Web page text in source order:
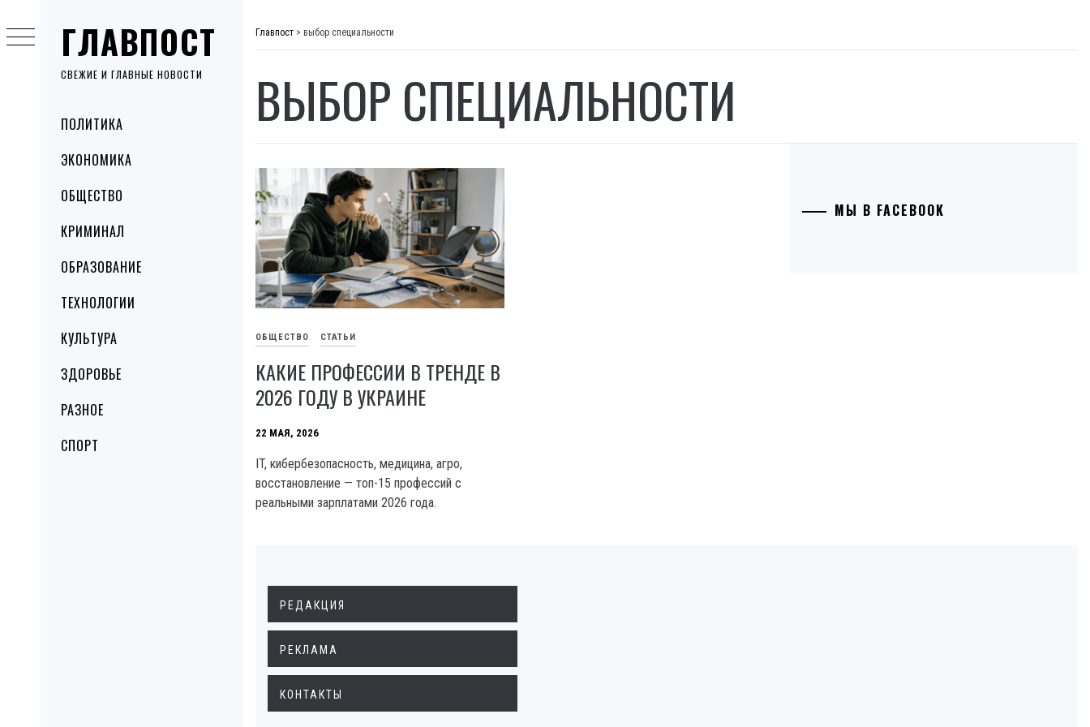
ГЛАВПОСТ
СВЕЖИЕ И ГЛАВНЫЕ НОВОСТИ
MenuПОЛИТИКА
ЭКОНОМИКА
ОБЩЕСТВО
КРИМИНАЛ
ОБРАЗОВАНИЕ
ТЕХНОЛОГИИ
КУЛЬТУРА
ЗДОРОВЬЕ
РАЗНОЕ
СПОРТ
to
content
Главпост > выбор специальности
ВЫБОР СПЕЦИАЛЬНОСТИ
ОБЩЕСТВО СТАТЬИ
КАКИЕ ПРОФЕССИИ В ТРЕНДЕ В
2026 ГОДУ В УКРАИНЕ
22 МАЯ, 2026
IT, кибербезопасность, медицина, агро,
восстановление — топ-15 профессий с
реальными зарплатами 2026 года.
МЫ В FACEBOOK
РЕДАКЦИЯ
РЕКЛАМА
КОНТАКТЫ